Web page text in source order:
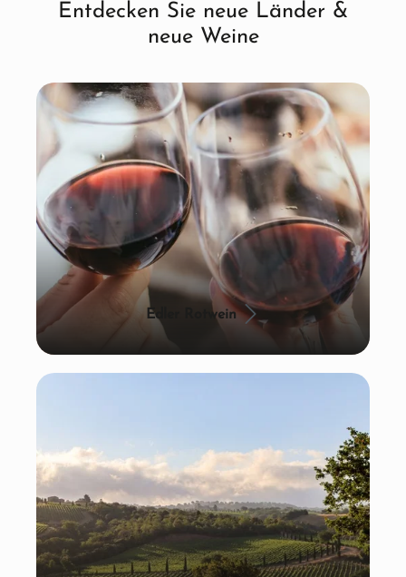
Entdecken Sie neue Länder &
neue Weine
Edler Rotwein